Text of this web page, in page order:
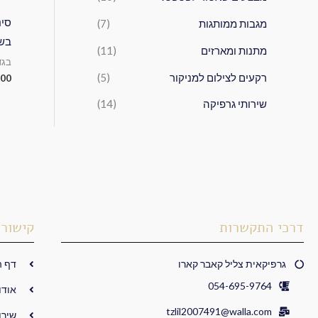
מגבות ממותגות (7)
מתנות ומארזים (11)
רקעים לצילום למניקור (5)
שירותי גרפיקה (14)
דרכי התקשרות
גרפיקאית צליל קאבר קארו
054-695-9764
tzlil2007491@walla.com
דף